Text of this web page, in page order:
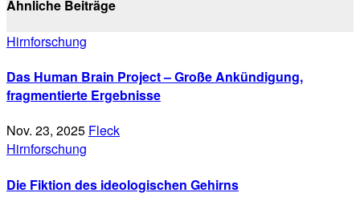
Ähnliche Beiträge
Hirnforschung
Das Human Brain Project – Große Ankündigung,
fragmentierte Ergebnisse
Nov. 23, 2025 Fleck
Hirnforschung
Die Fiktion des ideologischen Gehirns